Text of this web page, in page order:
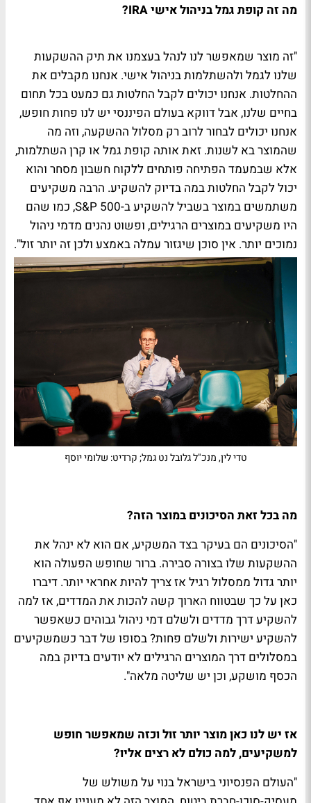
מה זה קופת גמל בניהול אישי IRA?
"זה מוצר שמאפשר לנו לנהל בעצמנו את תיק ההשקעות
שלנו לגמל ולהשתלמות בניהול אישי. אנחנו מקבלים את
ההחלטות. אנחנו יכולים לקבל החלטות גם כמעט בכל תחום
בחיים שלנו, אבל דווקא בעולם הפיננסי יש לנו פחות חופש,
אנחנו יכולים לבחור לרוב רק מסלול ההשקעה, וזה מה
שהמוצר בא לשנות. זאת אותה קופת גמל או קרן השתלמות,
אלא שבמעמד הפתיחה פותחים ללקוח חשבון מסחר והוא
יכול לקבל החלטות במה בדיוק להשקיע. הרבה משקיעים
משתמשים במוצר בשביל להשקיע ב-S&P 500, כמו שהם
היו משקיעים במוצרים הרגילים, ופשוט נהנים מדמי ניהול
נמוכים יותר. אין סוכן שיגזור עמלה באמצע ולכן זה יותר זול".
טדי לין, מנכ"ל גלובל נט גמל; קרדיט: שלומי יוסף
מה בכל זאת הסיכונים במוצר הזה?
"הסיכונים הם בעיקר בצד המשקיע, אם הוא לא ינהל את
ההשקעות שלו בצורה סבירה. ברור שחופש הפעולה הוא
יותר גדול ממסלול רגיל אז צריך להיות אחראי יותר. דיברו
כאן על כך שבטווח הארוך קשה להכות את המדדים, אז למה
להשקיע דרך מדדים ולשלם דמי ניהול גבוהים כשאפשר
להשקיע ישירות ולשלם פחות? בסופו של דבר כשמשקיעים
במסלולים דרך המוצרים הרגילים לא יודעים בדיוק במה
הכסף מושקע, וכן יש שליטה מלאה".
אז יש לנו כאן מוצר יותר זול וכזה שמאפשר חופש
למשקיעים, למה כולם לא רצים אליו?
"העולם הפנסיוני בישראל בנוי על משולש של